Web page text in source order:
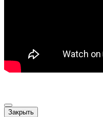
Закрыть